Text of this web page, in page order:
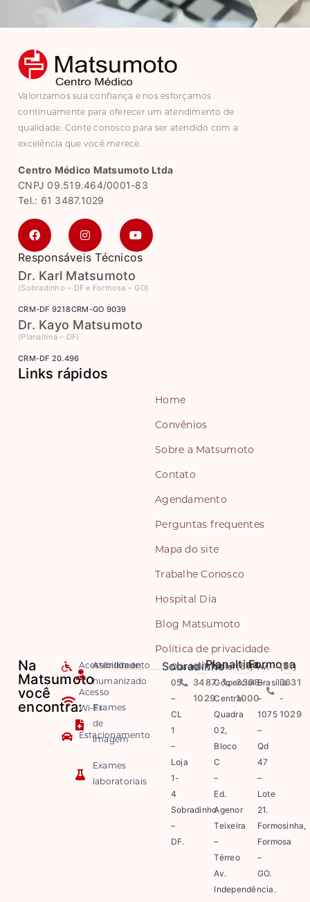
Valorizamos sua confiança e nos esforçamos
continuamente para oferecer um atendimento de
qualidade. Conte conosco para ser atendido com a
excelência que você merece.
Centro Médico Matsumoto Ltda
CNPJ 09.519.464/0001-83
Tel.: 61 3487.1029
Responsáveis Técnicos
Dr. Karl Matsumoto
(Sobradinho – DF e Formosa – GO)
CRM-DF 9218CRM-GO 9039
Dr. Kayo Matsumoto
(Planaltina – DF)
CRM-DF 20.496
Links rápidos
Home
Convênios
Sobre a Matsumoto
Contato
Agendamento
Perguntas frequentes
Mapa do site
Trabalhe Conosco
Hospital Dia
Blog Matsumoto
Política de privacidade
Na
Matsumoto
você
encontra:
Acessibilidade
Acesso
Wi-Fi
Estacionamento
Atendimento
humanizado
Exames
de
imagem
Exames
laboratoriais
Sobradinho
Quadra
05
–
CL
1
–
Loja
1-
4
Sobradinho
–
DF.
(61)
3487-
1029
Planaltina
Setor
Comercial
Central
Quadra
02,
Bloco
C
–
Ed.
Agenor
Teixeira
–
Térreo
Av.
Independência.
(61)
3308-
1000
Formosa
Av.
Brasília
–
1075
–
Qd
47
–
Lote
21.
Formosinha,
Formosa
–
GO.
(61)
3631
-
1029